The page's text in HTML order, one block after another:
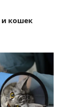
и кошек